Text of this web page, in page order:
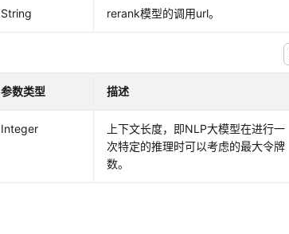
String rerank模型的调用url。
参数类型 描述
Integer
上下文长度，即NLP大模型在进行一
次特定的推理时可以考虑的最大令牌
数。